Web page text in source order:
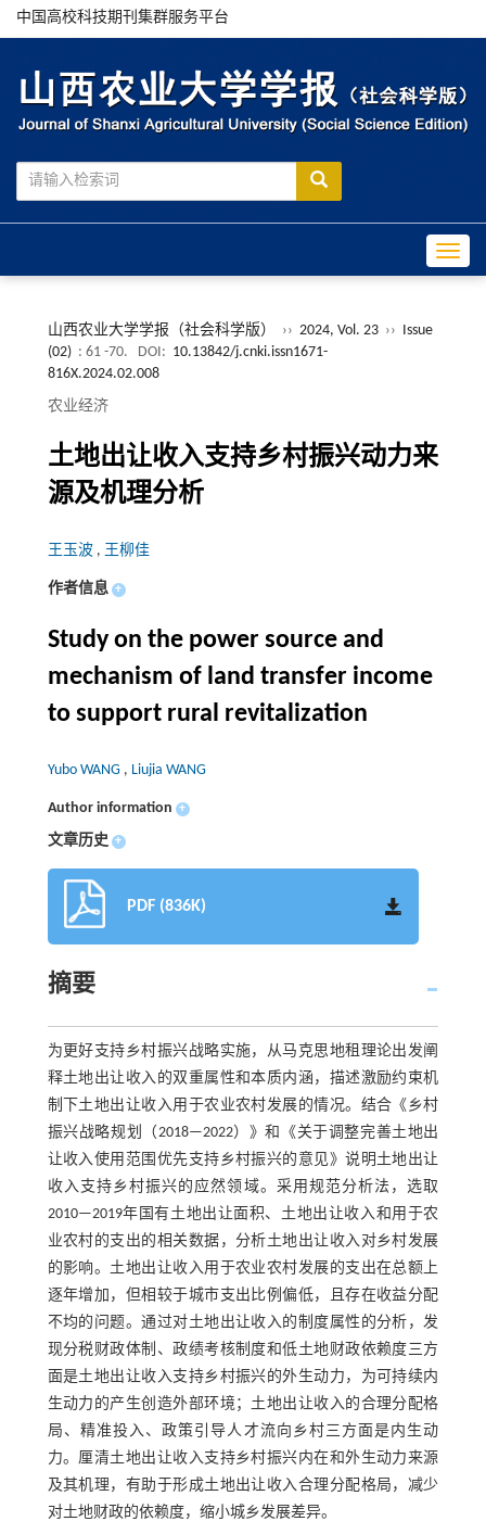
中国高校科技期刊集群服务平台
山西农业大学学报（社会科学版） ›› 2024, Vol. 23 ›› Issue
(02) : 61 -70. DOI: 10.13842/j.cnki.issn1671-
816X.2024.02.008
农业经济
土地出让收入支持乡村振兴动力来
源及机理分析
王玉波 , 王柳佳
作者信息 +
Study on the power source and
mechanism of land transfer income
to support rural revitalization
Yubo WANG , Liujia WANG
Author information +
文章历史 +
PDF (836K)
摘要
为更好支持乡村振兴战略实施，从马克思地租理论出发阐
释土地出让收入的双重属性和本质内涵，描述激励约束机
制下土地出让收入用于农业农村发展的情况。结合《乡村
振兴战略规划（2018—2022）》和《关于调整完善土地出
让收入使用范围优先支持乡村振兴的意见》说明土地出让
收入支持乡村振兴的应然领域。采用规范分析法，选取
2010—2019年国有土地出让面积、土地出让收入和用于农
业农村的支出的相关数据，分析土地出让收入对乡村发展
的影响。土地出让收入用于农业农村发展的支出在总额上
逐年增加，但相较于城市支出比例偏低，且存在收益分配
不均的问题。通过对土地出让收入的制度属性的分析，发
现分税财政体制、政绩考核制度和低土地财政依赖度三方
面是土地出让收入支持乡村振兴的外生动力，为可持续内
生动力的产生创造外部环境；土地出让收入的合理分配格
局、精准投入、政策引导人才流向乡村三方面是内生动
力。厘清土地出让收入支持乡村振兴内在和外生动力来源
及其机理，有助于形成土地出让收入合理分配格局，减少
对土地财政的依赖度，缩小城乡发展差异。